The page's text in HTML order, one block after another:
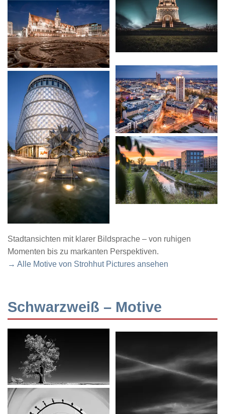
Stadtansichten mit klarer Bildsprache – von ruhigen
Momenten bis zu markanten Perspektiven.
→ Alle Motive von Strohhut Pictures ansehen
Schwarzweiß – Motive